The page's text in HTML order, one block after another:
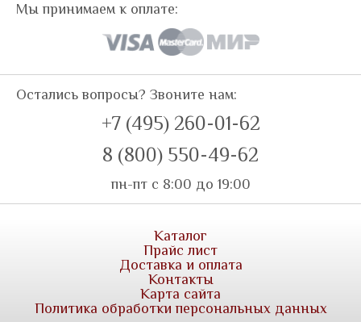
Мы принимаем к оплате:
Остались вопросы? Звоните нам:
+7 (495) 260-01-62
8 (800) 550-49-62
пн-пт с 8:00 до 19:00
Каталог
Прайс лист
Доставка и оплата
Контакты
Карта сайта
Политика обработки персональных данных